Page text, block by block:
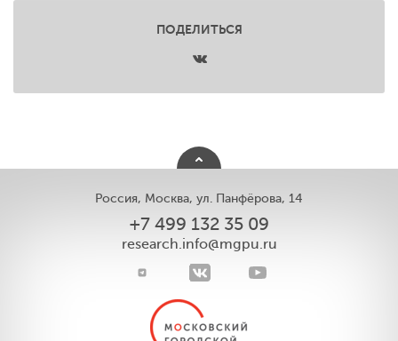
ПОДЕЛИТЬСЯ
Россия, Москва, ул. Панфёрова, 14
+7 499 132 35 09
research.info@mgpu.ru